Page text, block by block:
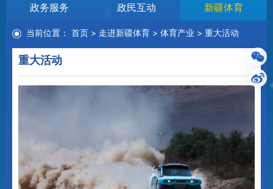
政务服务 政民互动 新疆体育
当前位置： 首页 > 走进新疆体育 > 体育产业 > 重大活动
重大活动